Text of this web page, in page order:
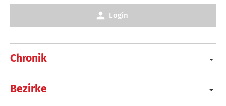
Chronik
Bezirke
Login